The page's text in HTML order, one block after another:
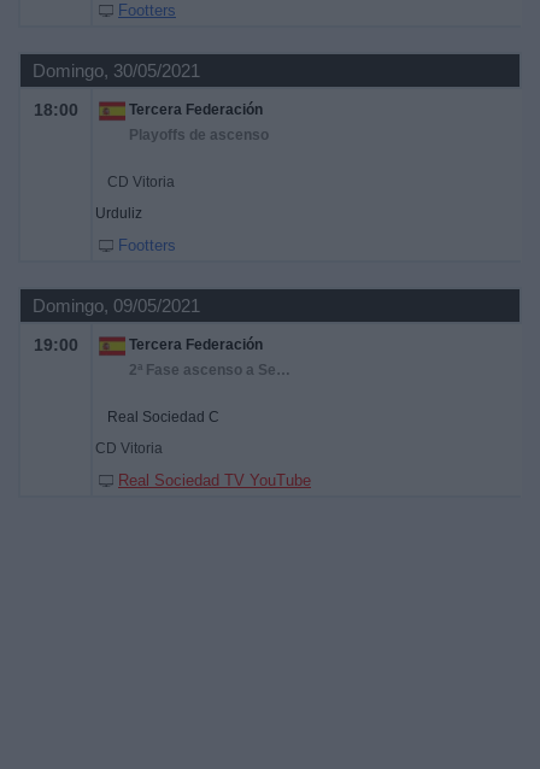
Footters
Domingo, 30/05/2021
18:00
Tercera Federación
Playoffs de ascenso
CD Vitoria
Urduliz
Footters
Domingo, 09/05/2021
19:00
Tercera Federación
2ª Fase ascenso a Segunda RFEF
Real Sociedad C
CD Vitoria
Real Sociedad TV YouTube